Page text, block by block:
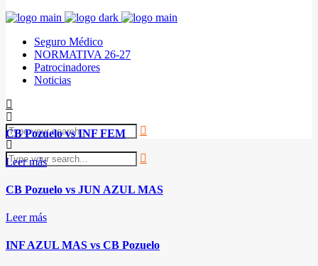
Seguro Médico
NORMATIVA 26-27
Patrocinadores
Noticias
CB Pozuelo vs INF FEM
Leer más
CB Pozuelo vs JUN AZUL MAS
Leer más
INF AZUL MAS vs CB Pozuelo